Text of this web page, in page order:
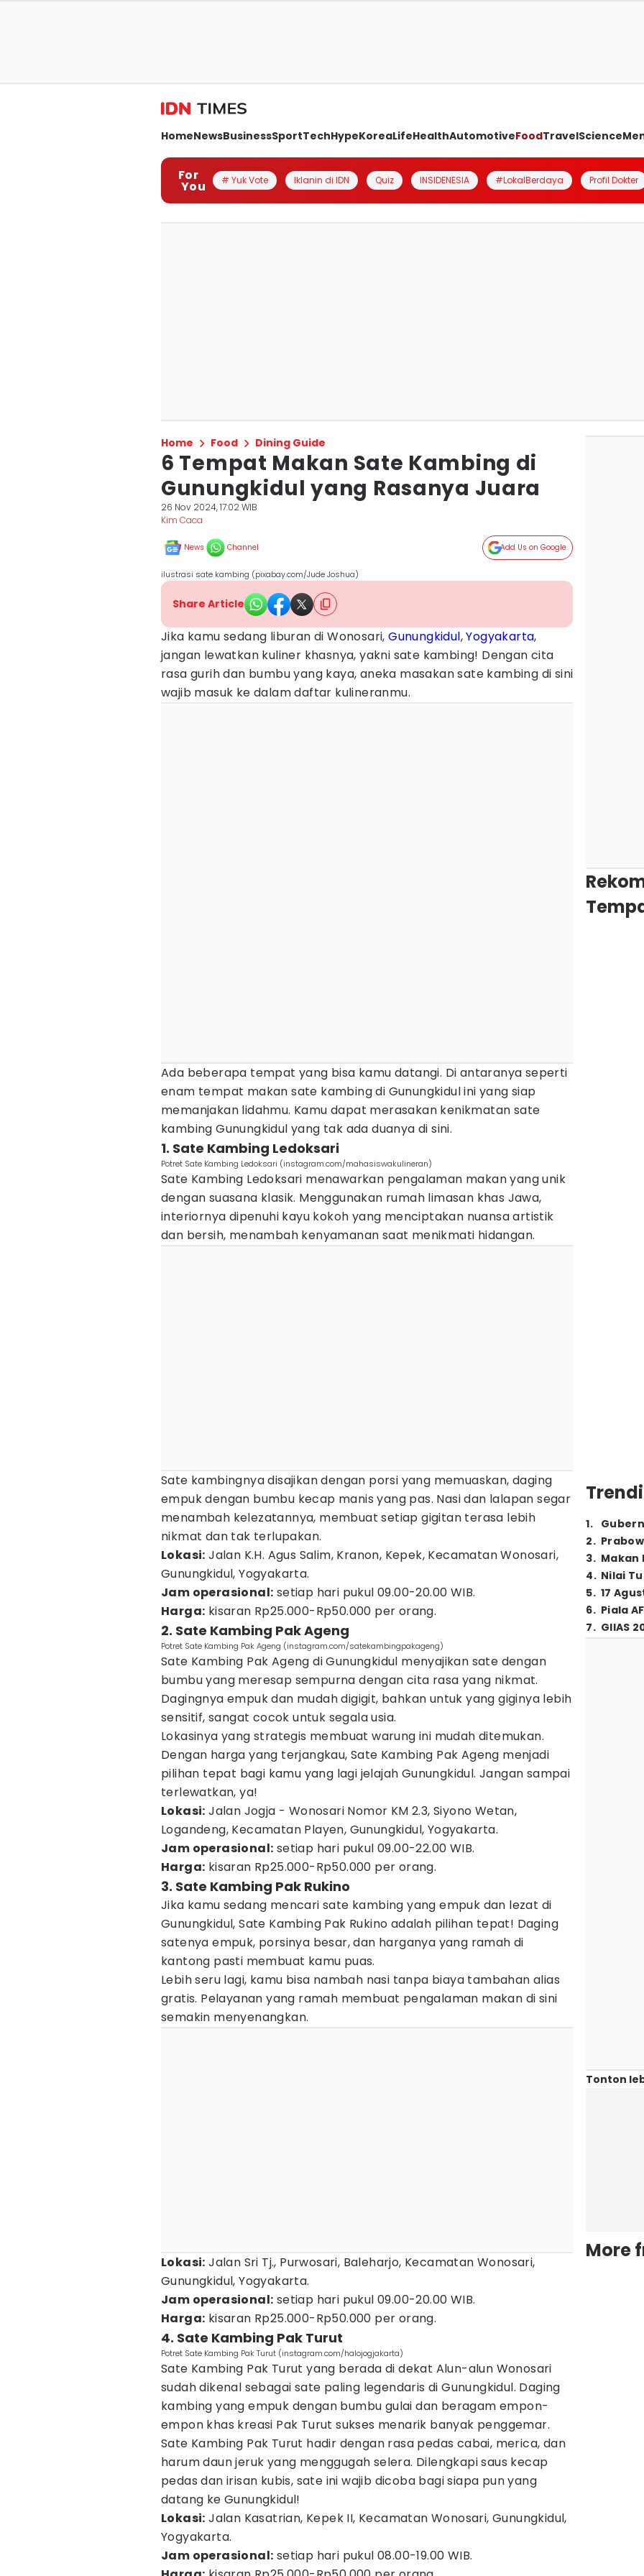
HomeNewsBusinessSportTechHypeKoreaLifeHealthAutomotiveFoodTravelScience
For
You # Yuk Vote Iklanin di IDN Quiz INSIDENESIA #LokalBerdaya Profil Dokter
Home Food Dining Guide
6 Tempat Makan Sate Kambing di
Gunungkidul yang Rasanya Juara
26 Nov 2024, 17:02 WIB
Kim Caca
News Channel Add Us on Google
ilustrasi sate kambing (pixabay.com/Jude Joshua)
Share Article
Jika kamu sedang liburan di Wonosari,Gunungkidul,Yogyakarta,
jangan lewatkan kuliner khasnya, yakni sate kambing! Dengan cita
rasa gurih dan bumbu yang kaya, aneka masakan sate kambing di sini
wajib masuk ke dalam daftar kulineranmu.
Ada beberapa tempat yang bisa kamu datangi. Di antaranya seperti
enam tempat makan sate kambing di Gunungkidul ini yang siap
memanjakan lidahmu. Kamu dapat merasakan kenikmatan sate
kambing Gunungkidul yang tak ada duanya di sini.
1. Sate Kambing Ledoksari
Potret Sate Kambing Ledoksari (instagram.com/mahasiswakulineran)
Sate Kambing Ledoksari menawarkan pengalaman makan yang unik
dengan suasana klasik. Menggunakan rumah limasan khas Jawa,
interiornya dipenuhi kayu kokoh yang menciptakan nuansa artistik
dan bersih, menambah kenyamanan saat menikmati hidangan.
Sate kambingnya disajikan dengan porsi yang memuaskan, daging
empuk dengan bumbu kecap manis yang pas. Nasi dan lalapan segar
menambah kelezatannya, membuat setiap gigitan terasa lebih
nikmat dan tak terlupakan.
Lokasi: Jalan K.H. Agus Salim, Kranon, Kepek, Kecamatan Wonosari,
Gunungkidul, Yogyakarta.
Jam operasional: setiap hari pukul 09.00-20.00 WIB.
Harga: kisaran Rp25.000-Rp50.000 per orang.
2. Sate Kambing Pak Ageng
Potret Sate Kambing Pak Ageng (instagram.com/satekambingpakageng)
Sate Kambing Pak Ageng di Gunungkidul menyajikan sate dengan
bumbu yang meresap sempurna dengan cita rasa yang nikmat.
Dagingnya empuk dan mudah digigit, bahkan untuk yang giginya lebih
sensitif, sangat cocok untuk segala usia.
Lokasinya yang strategis membuat warung ini mudah ditemukan.
Dengan harga yang terjangkau, Sate Kambing Pak Ageng menjadi
pilihan tepat bagi kamu yang lagi jelajah Gunungkidul. Jangan sampai
terlewatkan, ya!
Lokasi: Jalan Jogja - Wonosari Nomor KM 2.3, Siyono Wetan,
Logandeng, Kecamatan Playen, Gunungkidul, Yogyakarta.
Jam operasional: setiap hari pukul 09.00-22.00 WIB.
Harga: kisaran Rp25.000-Rp50.000 per orang.
3. Sate Kambing Pak Rukino
Jika kamu sedang mencari sate kambing yang empuk dan lezat di
Gunungkidul, Sate Kambing Pak Rukino adalah pilihan tepat! Daging
satenya empuk, porsinya besar, dan harganya yang ramah di
kantong pasti membuat kamu puas.
Lebih seru lagi, kamu bisa nambah nasi tanpa biaya tambahan alias
gratis. Pelayanan yang ramah membuat pengalaman makan di sini
semakin menyenangkan.
Lokasi: Jalan Sri Tj., Purwosari, Baleharjo, Kecamatan Wonosari,
Gunungkidul, Yogyakarta.
Jam operasional: setiap hari pukul 09.00-20.00 WIB.
Harga: kisaran Rp25.000-Rp50.000 per orang.
4. Sate Kambing Pak Turut
Potret Sate Kambing Pak Turut (instagram.com/halojogjakarta)
Sate Kambing Pak Turut yang berada di dekat Alun-alun Wonosari
sudah dikenal sebagai sate paling legendaris di Gunungkidul. Daging
kambing yang empuk dengan bumbu gulai dan beragam empon-
empon khas kreasi Pak Turut sukses menarik banyak penggemar.
Sate Kambing Pak Turut hadir dengan rasa pedas cabai, merica, dan
harum daun jeruk yang menggugah selera. Dilengkapi saus kecap
pedas dan irisan kubis, sate ini wajib dicoba bagi siapa pun yang
datang ke Gunungkidul!
Lokasi: Jalan Kasatrian, Kepek II, Kecamatan Wonosari, Gunungkidul,
Yogyakarta.
Jam operasional: setiap hari pukul 08.00-19.00 WIB.
1.
2.
3. Makan
4. Nilai
5. 17
6. Piala
7. GIIAS
Tonton
More